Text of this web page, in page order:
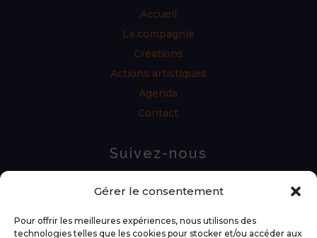
Gérer le consentement
Pour offrir les meilleures expériences, nous utilisons des
technologies telles que les cookies pour stocker et/ou accéder aux
Accueil
La compagnie
Créations
Actions artistiques
Agenda
Contact
Suivez-nous